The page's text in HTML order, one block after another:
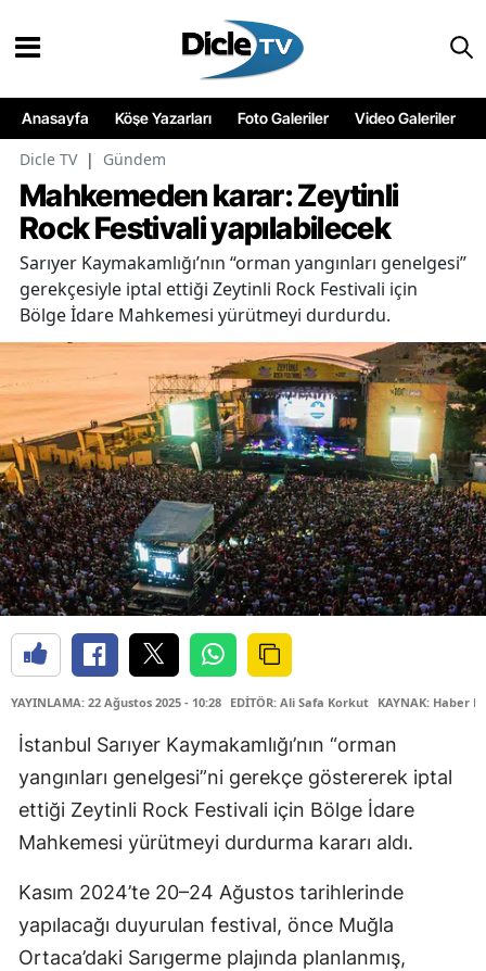
Anasayfa Köşe Yazarları Foto Galeriler Video Galeriler
Dicle TV | Gündem
Mahkemeden karar: Zeytinli
Rock Festivali yapılabilecek
Sarıyer Kaymakamlığı’nın “orman yangınları genelgesi”
gerekçesiyle iptal ettiği Zeytinli Rock Festivali için
Bölge İdare Mahkemesi yürütmeyi durdurdu.
YAYINLAMA: 22 Ağustos 2025 - 10:28 EDİTÖR: Ali Safa Korkut KAYNAK: Haber
İstanbul Sarıyer Kaymakamlığı’nın “orman
yangınları genelgesi”ni gerekçe göstererek iptal
ettiği Zeytinli Rock Festivali için Bölge İdare
Mahkemesi yürütmeyi durdurma kararı aldı.
Kasım 2024’te 20–24 Ağustos tarihlerinde
yapılacağı duyurulan festival, önce Muğla
Ortaca’daki Sarıgerme plajında planlanmış,